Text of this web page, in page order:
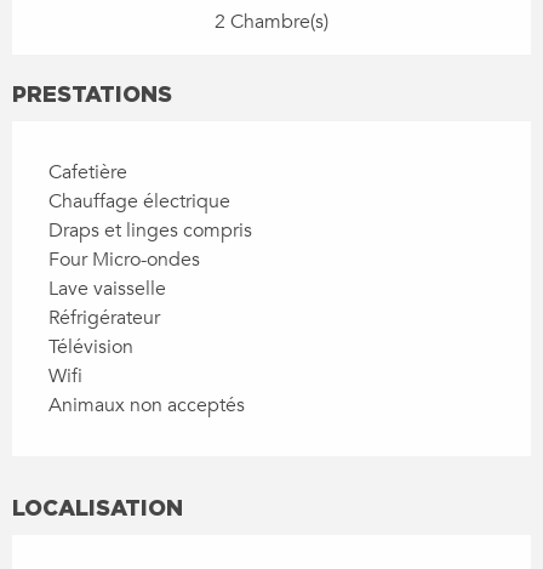
2 Chambre(s)
PRESTATIONS
Cafetière
Chauffage électrique
Draps et linges compris
Four Micro-ondes
Lave vaisselle
Réfrigérateur
Télévision
Wifi
Animaux non acceptés
LOCALISATION